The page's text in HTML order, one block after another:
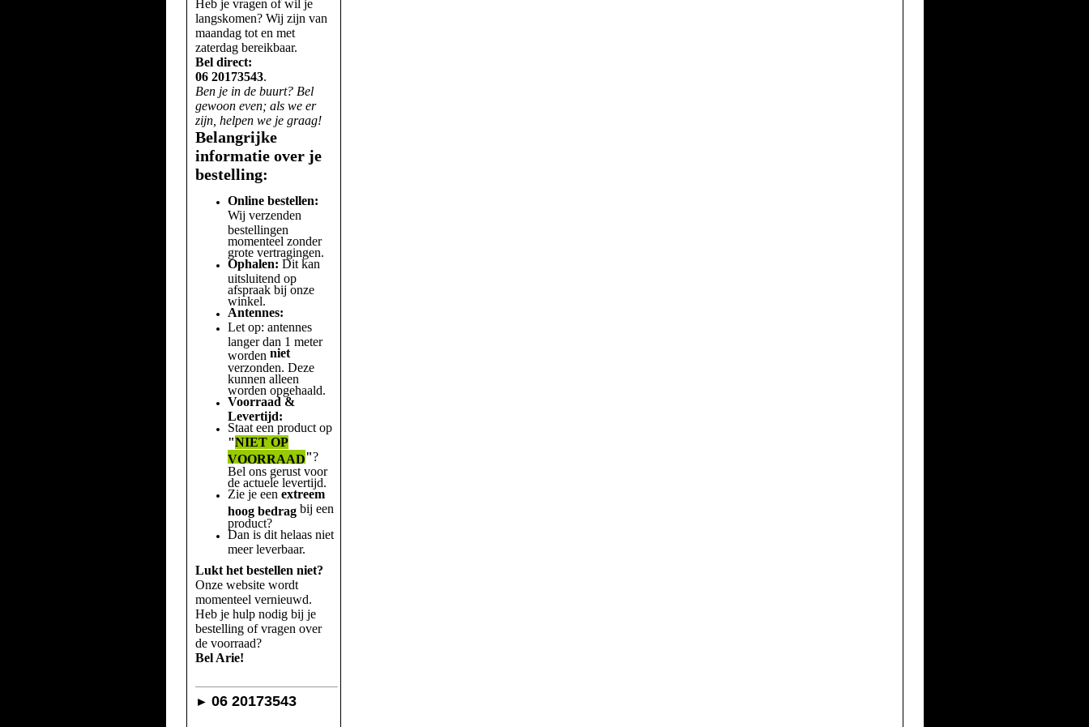
Heb je vragen of wil je
langskomen? Wij zijn van
maandag tot en met
zaterdag bereikbaar.
Bel direct:
06 20173543.
Ben je in de buurt? Bel
gewoon even; als we er
zijn, helpen we je graag!
Belangrijke
informatie over je
bestelling:
Online bestellen:
Wij verzenden
bestellingen
momenteel zonder
grote vertragingen.
Ophalen: Dit kan
uitsluitend op
afspraak bij onze
winkel.
Antennes:
Let op: antennes
langer dan 1 meter
worden niet
verzonden. Deze
kunnen alleen
worden opgehaald.
Voorraad &
Levertijd:
Staat een product op
"NIET OP
VOORRAAD"?
Bel ons gerust voor
de actuele levertijd.
Zie je een extreem
hoog bedragbij een
product?
Dan is dit helaas niet
meer leverbaar.
Lukt het bestellen niet?
Onze website wordt
momenteel vernieuwd.
Heb je hulp nodig bij je
bestelling of vragen over
de voorraad?
Bel Arie!
► 06 20173543